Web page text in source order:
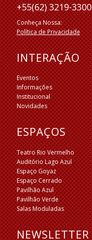
+55(62) 3219-3300
Conheça Nossa:
Política de Privacidade
INTERAÇÃO
Eventos
Informações
Institucional
Novidades
ESPAÇOS
Teatro Rio Vermelho
Auditório Lago Azul
Espaço Goyaz
Espaço Cerrado
Pavilhão Azul
Pavilhão Verde
Salas Moduladas
NEWSLETTER